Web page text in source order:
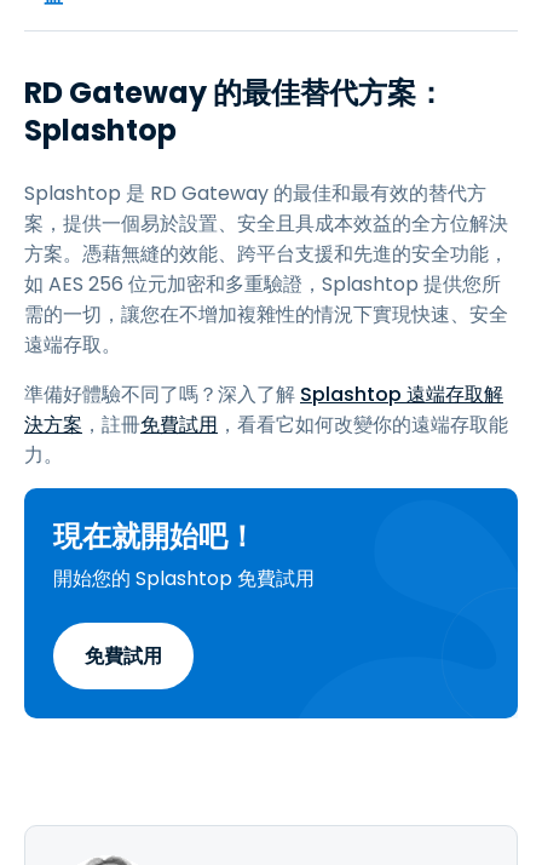
RD Gateway 的最佳替代方案：
Splashtop
Splashtop 是 RD Gateway 的最佳和最有效的替代方
案，提供一個易於設置、安全且具成本效益的全方位解決
方案。憑藉無縫的效能、跨平台支援和先進的安全功能，
如 AES 256 位元加密和多重驗證，Splashtop 提供您所
需的一切，讓您在不增加複雜性的情況下實現快速、安全
遠端存取。
準備好體驗不同了嗎？深入了解 Splashtop 遠端存取解
決方案 ，註冊免費試用 ，看看它如何改變你的遠端存取能
力。
現在就開始吧！
開始您的 Splashtop 免費試用
免費試用